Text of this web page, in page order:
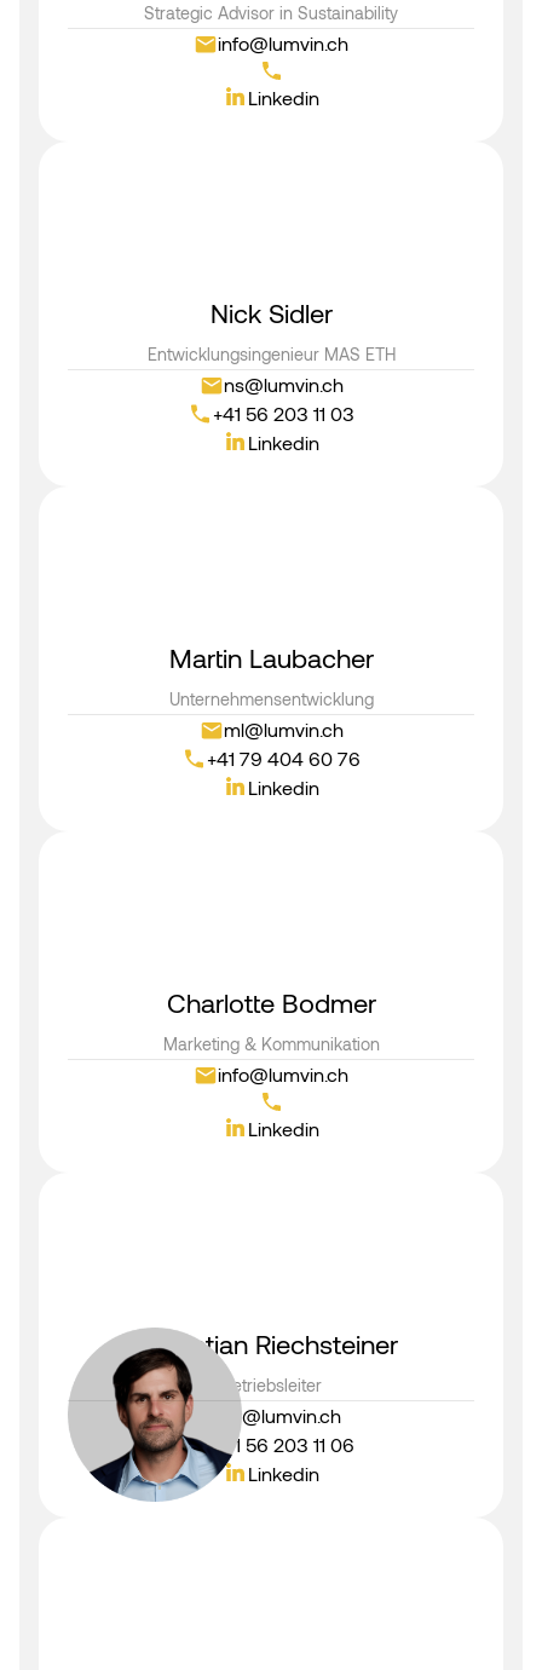
Strategic Advisor in Sustainability
info@lumvin.ch
Linkedin
Nick Sidler
Entwicklungsingenieur MAS ETH
ns@lumvin.ch
+41 56 203 11 03
Linkedin
Martin Laubacher
Unternehmensentwicklung
ml@lumvin.ch
+41 79 404 60 76
Linkedin
Charlotte Bodmer
Marketing & Kommunikation
info@lumvin.ch
Linkedin
Christian Riechsteiner
Betriebsleiter
cr@lumvin.ch
+41 56 203 11 06
Linkedin